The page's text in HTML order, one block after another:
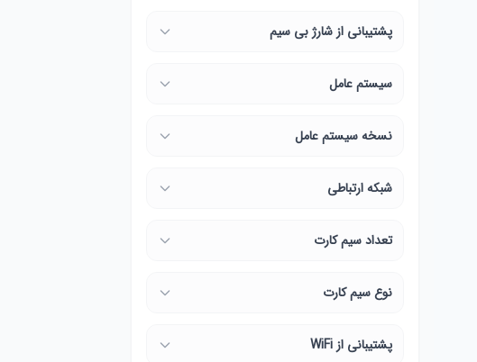
پشتیبانی از شارژ بی سیم
سیستم عامل
نسخه سیستم عامل
شبکه ارتباطی
تعداد سیم کارت
نوع سیم کارت
پشتیبانی از WiFi